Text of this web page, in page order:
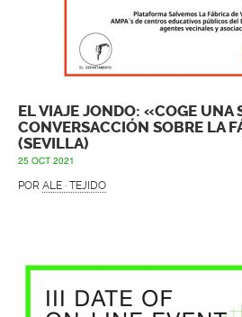
EL VIAJE JONDO: «COGE UNA
CONVERSACCIÓN SOBRE LA
(SEVILLA)
25 OCT 2021
POR ALE · TEJIDO